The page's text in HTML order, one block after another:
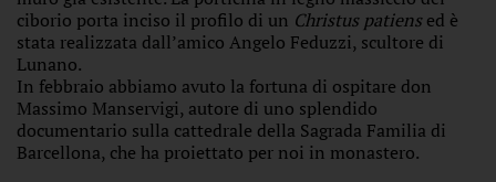
ciborio porta inciso il profilo di un Christus patiensed è
stata realizzata dall’amico Angelo Feduzzi, scultore di
Lunano.
In febbraio abbiamo avuto la fortuna di ospitare don
Massimo Manservigi, autore di uno splendido
documentario sulla cattedrale della Sagrada Familia di
Barcellona, che ha proiettato per noi in monastero.